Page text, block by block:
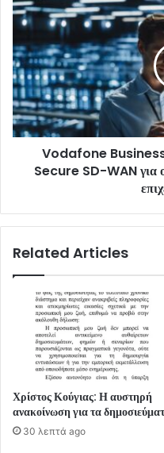
Vodafone Business:
Secure SD-WAN για
Related Articles
Χρίστος Κούγιας: Η αυστηρή
ανακοίνωση για τα
30 λεπτά ago